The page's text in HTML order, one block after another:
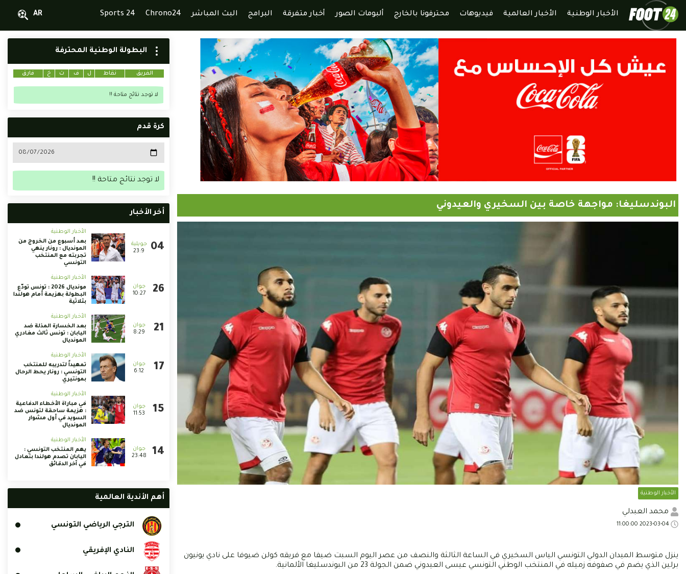
الأخبار الوطنية الأخبار العالمية فيديوهات محترفونا بالخارج ألبومات الصور أخبار متفرقة البرامج البث المباشر Chrono24
Sports 24
AR
البوندسليغا: مواجهة خاصة بين السخيري والعيدوني
الأخبار الوطنية
محمد العبدلي
ينزل متوسط الميدان الدولي التونسي الياس السخيري في الساعة الثالثة والنصف من عصر اليوم السبت ضيفا مع فريقه كولن ضيوفا على نادي يونيون
برلين الذي يضم في صفوفه زميله في المنتخب الوطني التونسي عيسى العيدوني ضمن الجولة 23 من البوندسليغا الألمانية.
البطولة الوطنية المحترفة
الفريق نقاط ل ف ت خ فارق
لا توجد نتائج متاحة !!
كرة قدم
لا توجد نتائج متاحة !!
أخر الأخبار
23:9
الأخبار الوطنية
بعد أسبوع من الخروج من
المونديال : رونار ينهي
تجربته مع المنتخب
التونسي
10:27
الأخبار الوطنية
مونديال 2026 : تونس تودّع
البطولة بهزيمة أمام هولندا
بثلاثية
8:29
الأخبار الوطنية
بعد الخسارة المذلة ضد
اليابان : تونس ثالث مغادري
المونديال
6:12
الأخبار الوطنية
تمهيداً لتدريبه للمنتخب
التونسي : رونار يحط الرحال
بمونتيري
11:53
الأخبار الوطنية
في مباراة الأخطاء الدفاعية
: هزيمة ساحقة لتونس ضد
السويد في أول مشوار
المونديال
23:48
الأخبار الوطنية
يهم المنتخب التونسي :
اليابان تصدم هولندا بتعادل
في آخر الدقائق
أهم الأندية العالمية
الترجي الرياضي التونسي
النادي الإفريقي